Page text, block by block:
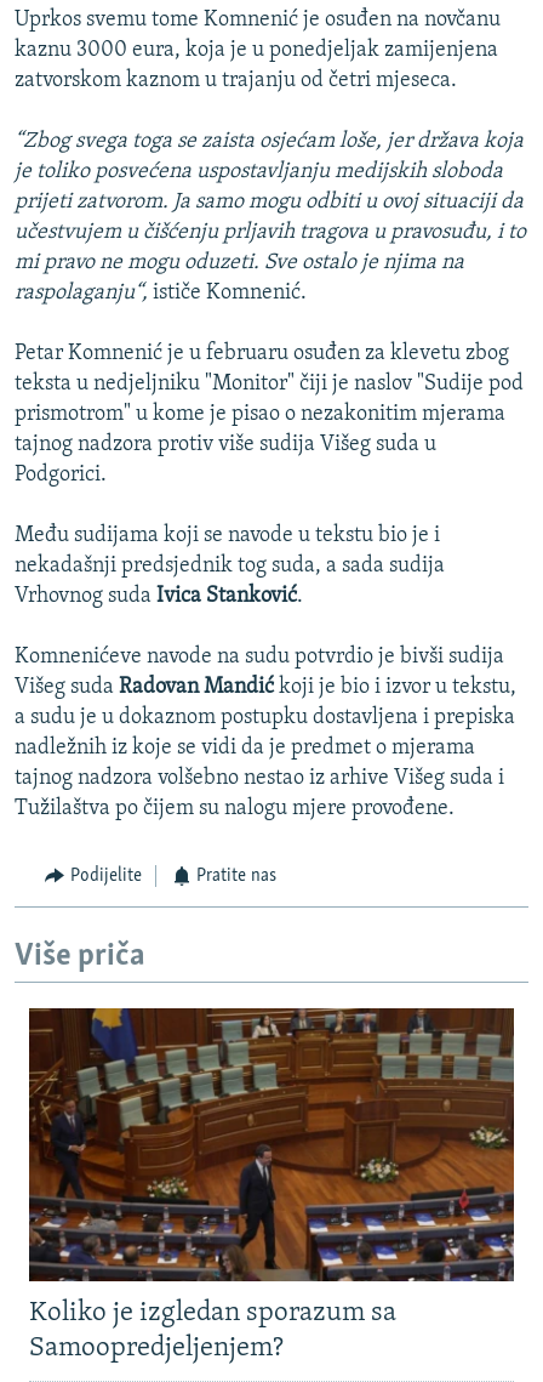
Uprkos svemu tome Komnenić je osuđen na novčanu
kaznu 3000 eura, koja je u ponedjeljak zamijenjena
zatvorskom kaznom u trajanju od četri mjeseca.
“Zbog svega toga se zaista osjećam loše, jer država koja
je toliko posvećena uspostavljanju medijskih sloboda
prijeti zatvorom. Ja samo mogu odbiti u ovoj situaciji da
učestvujem u čišćenju prljavih tragova u pravosuđu, i to
mi pravo ne mogu oduzeti. Sve ostalo je njima na
raspolaganju“, ističe Komnenić.
Petar Komnenić je u februaru osuđen za klevetu zbog
teksta u nedjeljniku "Monitor" čiji je naslov "Sudije pod
prismotrom" u kome je pisao o nezakonitim mjerama
tajnog nadzora protiv više sudija Višeg suda u
Podgorici.
Među sudijama koji se navode u tekstu bio je i
nekadašnji predsjednik tog suda, a sada sudija
Vrhovnog suda Ivica Stanković.
Komnenićeve navode na sudu potvrdio je bivši sudija
Višeg suda Radovan Mandićkoji je bio i izvor u tekstu,
a sudu je u dokaznom postupku dostavljena i prepiska
nadležnih iz koje se vidi da je predmet o mjerama
tajnog nadzora volšebno nestao iz arhive Višeg suda i
Tužilaštva po čijem su nalogu mjere provođene.
Podijelite Pratite nas
Više priča
Koliko je izgledan sporazum sa
Samoopredjeljenjem?